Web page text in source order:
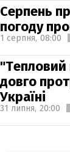
Серпень
погоду
1 серпня, 08:00
"Тепловий
довго
Україні
31 липня, 20:00